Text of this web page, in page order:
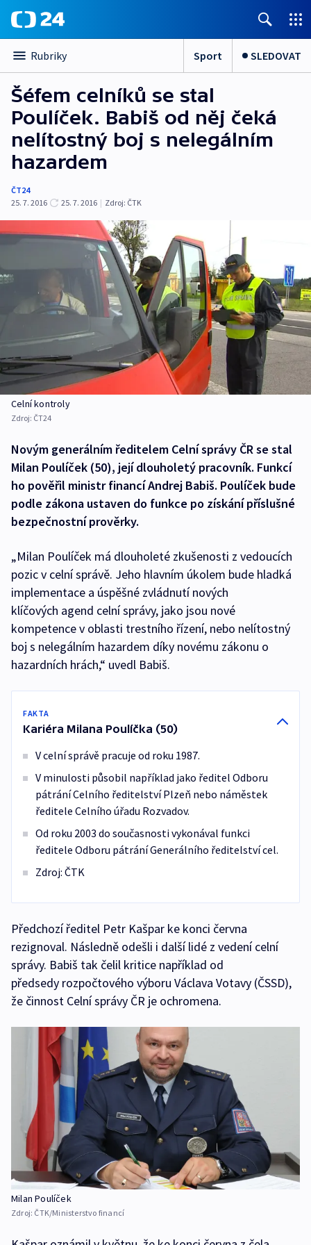
Rubriky Sport SLEDOVAT
Šéfem celníků se stal
Poulíček. Babiš od něj čeká
nelítostný boj s nelegálním
hazardem
ČT24
25. 7. 2016
25. 7. 2016 | Zdroj: ČTK
Celní kontroly
Zdroj: ČT24
Novým generálním ředitelem Celní správy ČR se stal
Milan Poulíček (50), její dlouholetý pracovník. Funkcí
ho pověřil ministr financí Andrej Babiš. Poulíček bude
podle zákona ustaven do funkce po získání příslušné
bezpečnostní prověrky.
„Milan Poulíček má dlouholeté zkušenosti z vedoucích
pozic v celní správě. Jeho hlavním úkolem bude hladká
implementace a úspěšné zvládnutí nových
klíčových agend celní správy, jako jsou nové
kompetence v oblasti trestního řízení, nebo nelítostný
boj s nelegálním hazardem díky novému zákonu o
hazardních hrách,“ uvedl Babiš.
FAKTA
Kariéra Milana Poulíčka (50)
V celní správě pracuje od roku 1987.
V minulosti působil například jako ředitel Odboru
pátrání Celního ředitelství Plzeň nebo náměstek
ředitele Celního úřadu Rozvadov.
Od roku 2003 do současnosti vykonával funkci
ředitele Odboru pátrání Generálního ředitelství cel.
Zdroj: ČTK
Předchozí ředitel Petr Kašpar ke konci června
rezignoval. Následně odešli i další lidé z vedení celní
správy. Babiš tak čelil kritice například od
předsedy rozpočtového výboru Václava Votavy (ČSSD),
že činnost Celní správy ČR je ochromena.
Milan Poulíček
Zdroj: ČTK/Ministerstvo financí